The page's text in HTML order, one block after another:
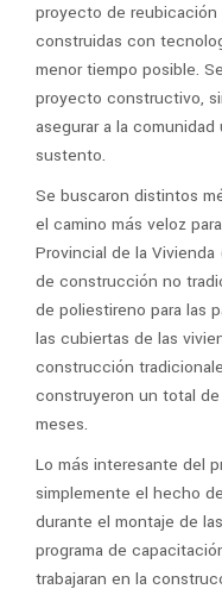
proyecto de reubicación
construidas con
menor tiempo posible.
proyecto constructivo,
asegurar a la
sustento.
Se buscaron distintos
el camino más veloz
Provincial de la
de construcción no
de poliestireno para las
las cubiertas de las
construcción
construyeron un total
meses.
Lo más interesante del
simplemente el hecho
durante el montaje de
programa de
trabajaran en la